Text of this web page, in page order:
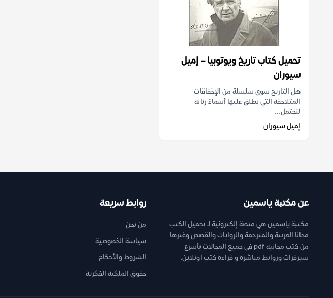
تحميل كتاب تاريخ ويوتوبيا – إميل
سيوران
هل التاريخ سوى سلسلة من الإخفاقات
المتلاحقة التي نطلق عليها أسماءً رنانة
لنحتمل...
إميل سيوران
عن مكتبة ياسمين
مكتبة ياسمين هي منصة إلكترونية لـ تحميل الكتب
مجانا العربية والمترجمة والروايات والقصص وغيرها
من كتب مجانية pdf فى جميع المجالات بأسرع
سيرفرات وروابط مباشرة و قراءة كتب اونلاين.
روابط سريعة
من نحن
سياسة الخصوصية
الشروط والأحكام
حقوق الملكية الفكرية